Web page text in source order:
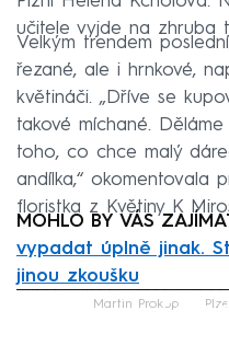
učitele vyjde na zhruba
Velkým trendem
řezané, ale i hrnkové,
květináči. „Dříve se
takové míchané.
toho, co chce malý
andílka,“ okomentovala
floristka z Květiny K
MOHLO BY VÁS
vypadat úplně jinak.
jinou zkoušku
Martin Prokop